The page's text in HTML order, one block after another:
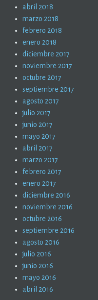
abril 2018
marzo 2018
febrero 2018
enero 2018
diciembre 2017
noviembre 2017
octubre 2017
septiembre 2017
agosto 2017
julio 2017
junio 2017
mayo 2017
abril 2017
marzo 2017
febrero 2017
enero 2017
diciembre 2016
noviembre 2016
octubre 2016
septiembre 2016
agosto 2016
julio 2016
junio 2016
mayo 2016
abril 2016